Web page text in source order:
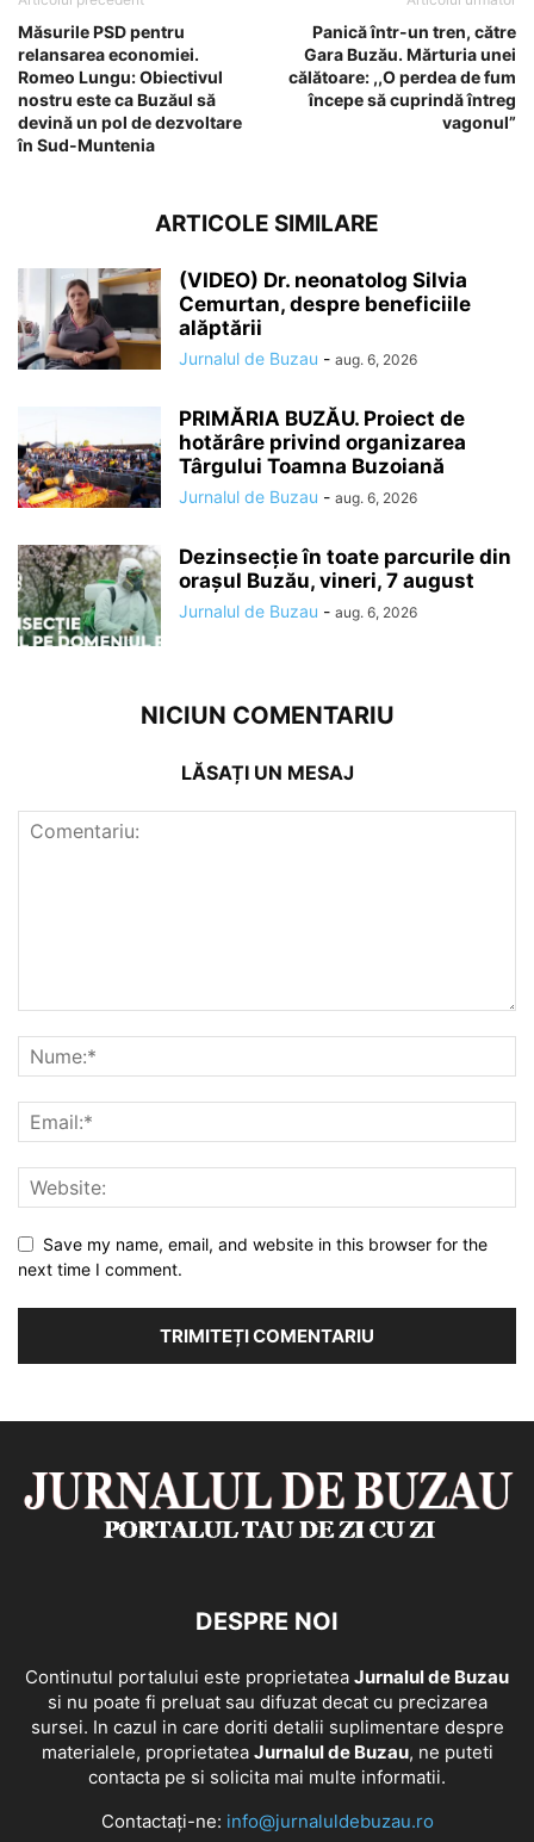
Măsurile PSD pentru
relansarea economiei.
Romeo Lungu: Obiectivul
nostru este ca Buzăul să
devină un pol de dezvoltare
în Sud-Muntenia
Panică într-un tren, către
Gara Buzău. Mărturia unei
călătoare: ,,O perdea de fum
începe să cuprindă întreg
vagonul”
ARTICOLE SIMILARE
(VIDEO) Dr. neonatolog Silvia
Cemurtan, despre beneficiile
alăptării
Jurnalul de Buzau - aug. 6, 2026
PRIMĂRIA BUZĂU. Proiect de
hotărâre privind organizarea
Târgului Toamna Buzoiană
Jurnalul de Buzau - aug. 6, 2026
Dezinsecție în toate parcurile din
orașul Buzău, vineri, 7 august
Jurnalul de Buzau - aug. 6, 2026
NICIUN COMENTARIU
LĂSAȚI UN MESAJ
Save my name, email, and website in this browser for the
next time I comment.
DESPRE NOI
Continutul portalului este proprietatea Jurnalul de Buzau
si nu poate fi preluat sau difuzat decat cu precizarea
sursei. In cazul in care doriti detalii suplimentare despre
materialele, proprietatea Jurnalul de Buzau, ne puteti
contacta pe si solicita mai multe informatii.
Contactați-ne: info@jurnaluldebuzau.ro